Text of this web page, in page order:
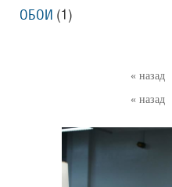
« назад
« назад
ОБОИ (1)